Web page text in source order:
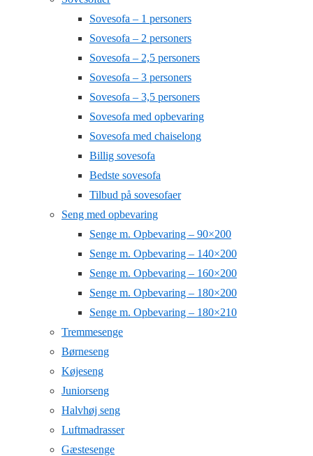
Sovesofa – 1 personers
Sovesofa – 2 personers
Sovesofa – 2,5 personers
Sovesofa – 3 personers
Sovesofa – 3,5 personers
Sovesofa med opbevaring
Sovesofa med chaiselong
Billig sovesofa
Bedste sovesofa
Tilbud på sovesofaer
Seng med opbevaring
Senge m. Opbevaring – 90×200
Senge m. Opbevaring – 140×200
Senge m. Opbevaring – 160×200
Senge m. Opbevaring – 180×200
Senge m. Opbevaring – 180×210
Tremmesenge
Børneseng
Køjeseng
Juniorseng
Halvhøj seng
Luftmadrasser
Gæstesenge